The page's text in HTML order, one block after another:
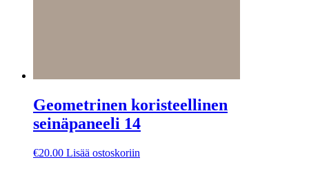
Geometrinen koristeellinen
seinäpaneeli 14
€20.00 Lisää ostoskoriin